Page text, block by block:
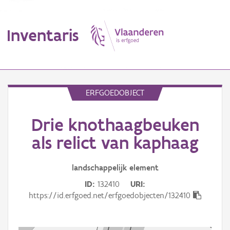
Inventaris
Erfgoedobject
Aanduidingsobject
ERFGOEDOBJECT
Drie knothaagbeuken
als relict van kaphaag
landschappelijk element
ID 132410
URI
https://id.erfgoed.net/erfgoedobjecten/132410